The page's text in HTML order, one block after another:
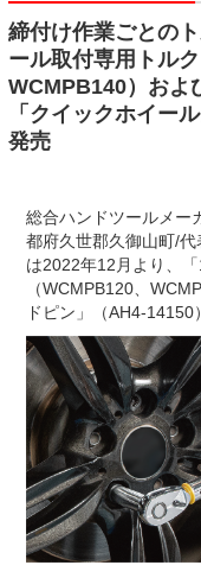
締付け作業ごとの
ール取付専用トル
WCMPB140）およ
「クイックホイー
発売
総合ハンドツールメー
都府久世郡久御山町/
は2022年12月より、
（WCMPB120、
ドピン」（AH4-14150